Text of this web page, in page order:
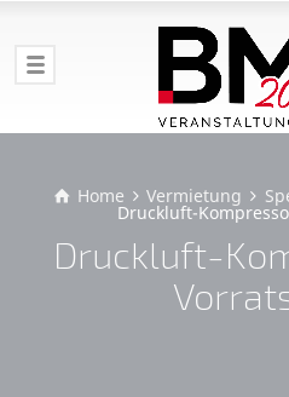
Home Vermietung
Druckluft-
Druckluft-